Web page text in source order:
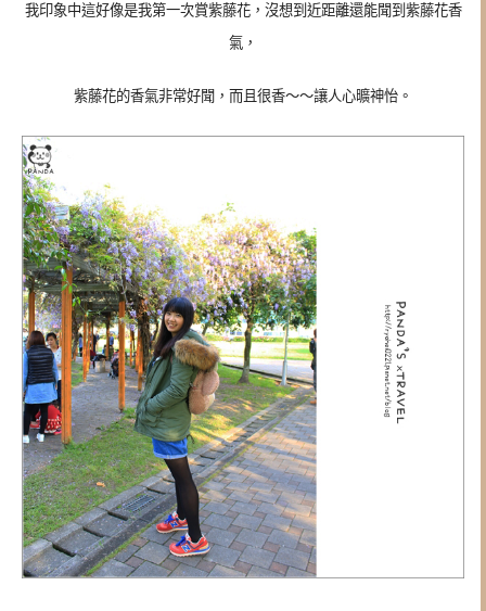
我印象中這好像是我第一次賞紫藤花，沒想到近距離還能聞到紫藤花香
氣，
紫藤花的香氣非常好聞，而且很香～～讓人心曠神怡。